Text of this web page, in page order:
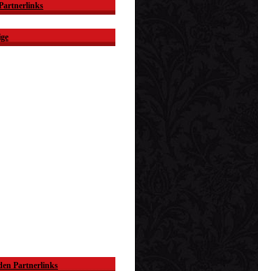
Partnerlinks